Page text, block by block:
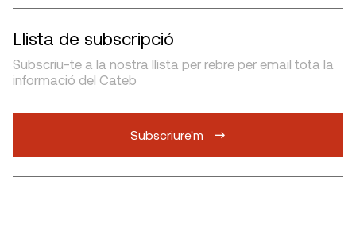
Llista de subscripció
Subscriu-te a la nostra llista per rebre per email tota la
informació del Cateb
Subscriure'm